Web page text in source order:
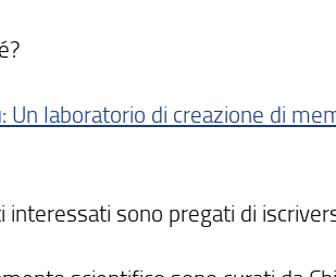
Un laboratorio di creazione di
sono pregati di